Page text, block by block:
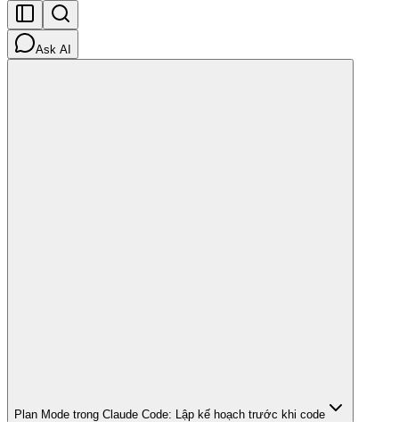
Ask AI
Plan Mode trong Claude Code: Lập kế hoạch trước khi code